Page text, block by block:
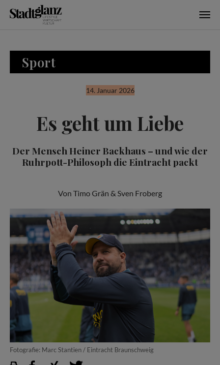
Sport
14. Januar 2026
Es geht um Liebe
Der Mensch Heiner Backhaus – und wie der
Ruhrpott-Philosoph die Eintracht packt
Von Timo Grän & Sven Froberg
Fotografie: Marc Stantien / Eintracht Braunschweig